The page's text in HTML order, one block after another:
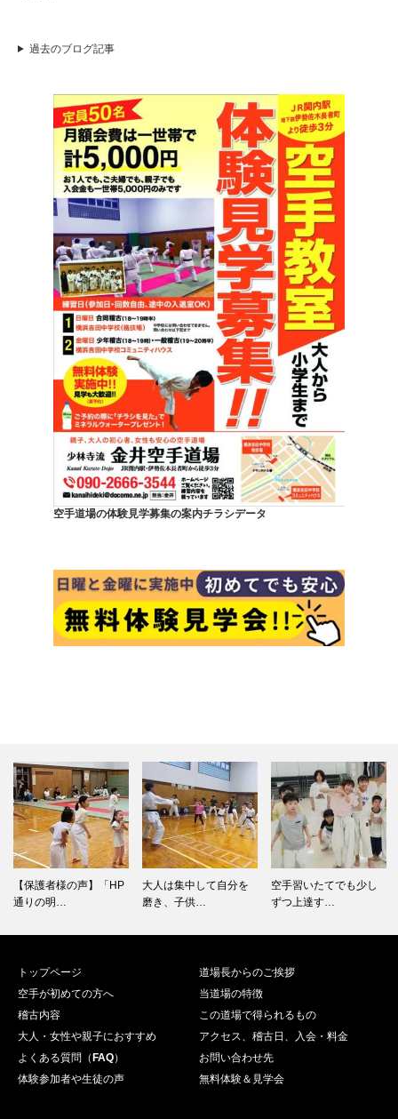
過去のブログ記事
空手道場の体験見学募集の案内チラシデータ
【保護者様の声】「HP
通りの明…
大人は集中して自分を
磨き、子供…
空手習いたてでも少し
ずつ上達す…
トップページ
道場長からのご挨拶
空手が初めての方へ
当道場の特徴
稽古内容
この道場で得られるもの
大人・女性や親子におすすめ
アクセス、稽古日、入会・料金
よくある質問（ FAQ）
お問い合わせ先
体験参加者や生徒の声
無料体験＆見学会